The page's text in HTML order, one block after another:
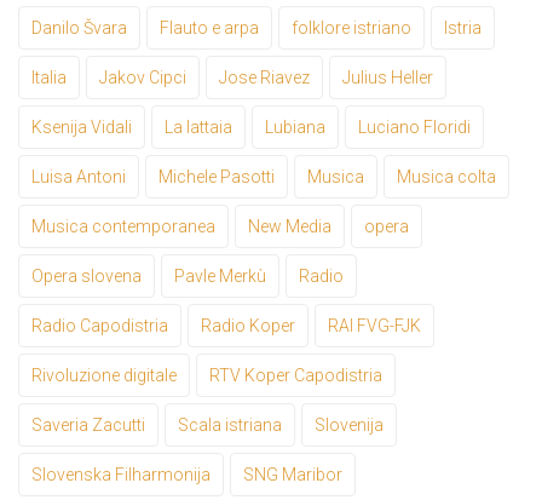
Danilo Švara Flauto e arpa folklore istriano Istria
Italia Jakov Cipci Jose Riavez Julius Heller
Ksenija Vidali La lattaia Lubiana Luciano Floridi
Luisa Antoni Michele Pasotti Musica Musica colta
Musica contemporanea New Media opera
Opera slovena Pavle Merkù Radio
Radio Capodistria Radio Koper RAI FVG-FJK
Rivoluzione digitale RTV Koper Capodistria
Saveria Zacutti Scala istriana Slovenija
Slovenska Filharmonija SNG Maribor